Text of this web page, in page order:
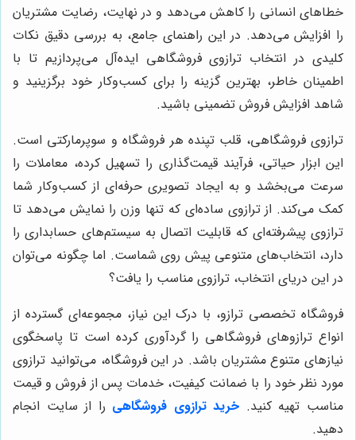
خطاهای انسانی را کاهش می‌دهد و در نهایت، رضایت مشتریان
را افزایش می‌دهد. در این راهنمای جامع، به بررسی دقیق نکات
کلیدی در انتخاب ترازوی فروشگاهی ایده‌آل می‌پردازیم تا با
اطمینان خاطر، بهترین گزینه را برای کسب‌وکار خود برگزینید و
شاهد افزایش فروش تضمینی باشید.
ترازوی فروشگاهی، قلب تپنده هر فروشگاه و سوپرمارکتی است.
این ابزار حیاتی، فرآیند قیمت‌گذاری را تسهیل کرده، معاملات را
سرعت می‌بخشد و به ایجاد تصویری حرفه‌ای از کسب‌وکار شما
کمک می‌کند. از ترازوی ساده‌ای که تنها وزن را نمایش می‌دهد تا
ترازوی پیشرفته‌ای که قابلیت اتصال به سیستم‌های حسابداری را
دارد، انتخاب‌های متنوعی پیش روی شماست. اما چگونه می‌توان
در این دریای انتخاب، ترازوی مناسب را یافت؟
فروشگاه تخصصی ترازو، با درک این نیاز، مجموعه‌ای گسترده از
انواع ترازوهای فروشگاهی را گردآوری کرده است تا پاسخگوی
نیازهای متنوع مشتریان باشد. در این فروشگاه، می‌توانید ترازوی
مورد نظر خود را با ضمانت کیفیت، خدمات پس از فروش و قیمت
مناسب تهیه کنید. خرید ترازوی فروشگاهی را از سایت انجام
دهید.